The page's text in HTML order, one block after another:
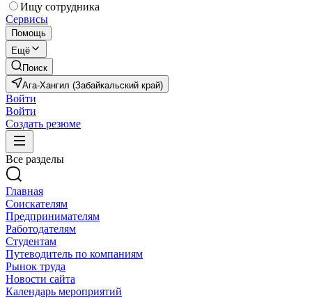
Ищу сотрудника
Сервисы
Помощь
Ещё
Поиск
Ага-Хангил (Забайкальский край)
Войти
Войти
Создать резюме
Все разделы
Главная
Соискателям
Предпринимателям
Работодателям
Студентам
Путеводитель по компаниям
Рынок труда
Новости сайта
Календарь мероприятий